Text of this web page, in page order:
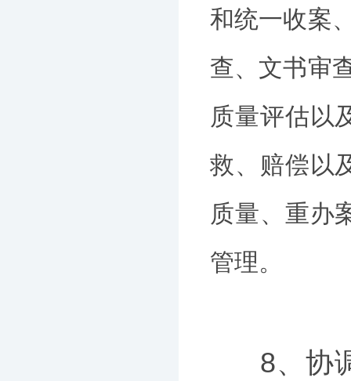
和统一收案
查、文书审
质量评估以
救、赔偿以
质量、重办
管理。
8、协